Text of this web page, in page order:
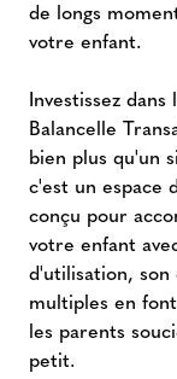
de longs
votre enfant.
Investissez
Balancelle
bien plus qu'un
c'est un espace
conçu pour
votre enfant
d'utilisation, son
multiples en
les parents
petit.